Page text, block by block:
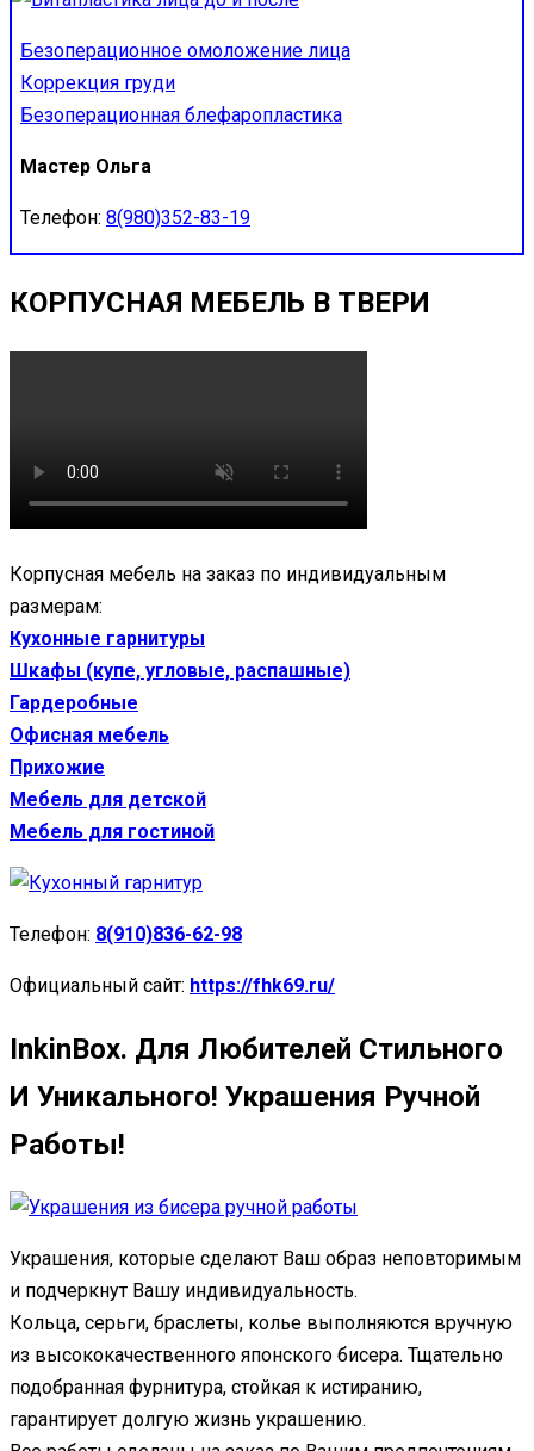
Безоперационное омоложение лица
Коррекция груди
Безоперационная блефаропластика
Мастер Ольга
Телефон: 8(980)352-83-19
КОРПУСНАЯ МЕБЕЛЬ В ТВЕРИ
Корпусная мебель на заказ по индивидуальным
размерам:
Кухонные гарнитуры
Шкафы (купе, угловые, распашные)
Гардеробные
Офисная мебель
Прихожие
Мебель для детской
Мебель для гостиной
Телефон: 8(910)836-62-98
Официальный сайт: https://fhk69.ru/
InkinBox. Для Любителей Стильного
И Уникального! Украшения Ручной
Работы!
Украшения, которые сделают Ваш образ неповторимым
и подчеркнут Вашу индивидуальность.
Кольца, серьги, браслеты, колье выполняются вручную
из высококачественного японского бисера. Тщательно
подобранная фурнитура, стойкая к истиранию,
гарантирует долгую жизнь украшению.